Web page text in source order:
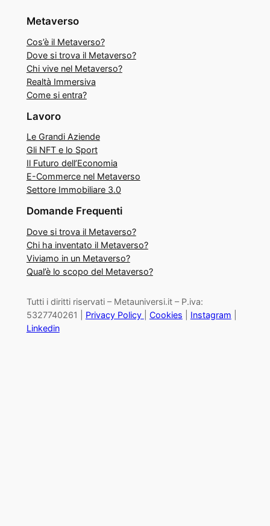
Metaverso
Cos’è il Metaverso?
Dove si trova il Metaverso?
Chi vive nel Metaverso?
Realtà Immersiva
Come si entra?
Lavoro
Le Grandi Aziende
Gli NFT e lo Sport
Il Futuro dell’Economia
E-Commerce nel Metaverso
Settore Immobiliare 3.0
Domande Frequenti
Dove si trova il Metaverso?
Chi ha inventato il Metaverso?
Viviamo in un Metaverso?
Qual’è lo scopo del Metaverso?
Tutti i diritti riservati – Metauniversi.it – P.iva:
5327740261 | Privacy Policy Cookies Instagram
Linkedin